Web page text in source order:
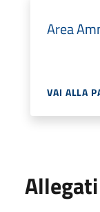
Area
VAI ALLA
Allegati